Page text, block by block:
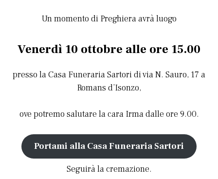
Un momento di Preghiera avrà luogo
Venerdì 10 ottobre alle ore 15.00
presso la Casa Funeraria Sartori di via N. Sauro, 17 a
Romans d’Isonzo,
ove potremo salutare la cara Irma dalle ore 9.00.
Portami alla Casa Funeraria Sartori
Seguirà la cremazione.